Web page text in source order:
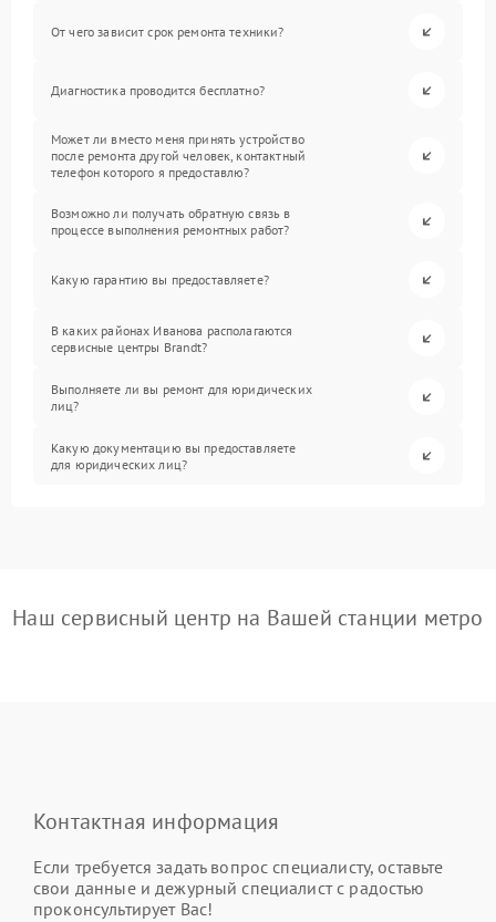
От чего зависит срок ремонта техники?
Диагностика проводится бесплатно?
Может ли вместо меня принять устройство
после ремонта другой человек, контактный
телефон которого я предоставлю?
Возможно ли получать обратную связь в
процессе выполнения ремонтных работ?
Какую гарантию вы предоставляете?
В каких районах Иванова располагаются
сервисные центры Brandt?
Выполняете ли вы ремонт для юридических
лиц?
Какую документацию вы предоставляете
для юридических лиц?
Наш сервисный центр на Вашей станции метро
Контактная информация
Если требуется задать вопрос специалисту, оставьте
свои данные и дежурный специалист с радостью
проконсультирует Вас!